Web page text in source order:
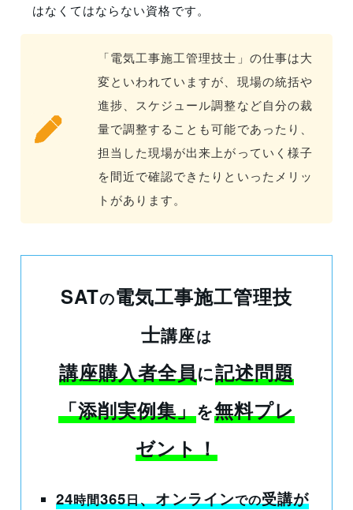
はなくてはならない資格です。
「電気工事施工管理技士」の仕事は大
変といわれていますが、現場の統括や
進捗、スケジュール調整など自分の裁
量で調整することも可能であったり、
担当した現場が出来上がっていく様子
を間近で確認できたりといったメリッ
トがあります。
SATの電気工事施工管理技
士講座は
講座購入者全員に記述問題
「添削実例集」を無料プレ
ゼント！
24時間365日、オンラインでの受講が